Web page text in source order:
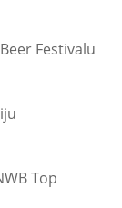
Festivalu
Top